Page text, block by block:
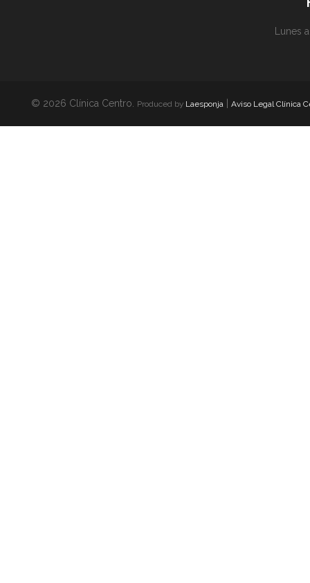
Lunes
© 2026 Clínica Centro. Produced by Laesponja Aviso Legal Clínica